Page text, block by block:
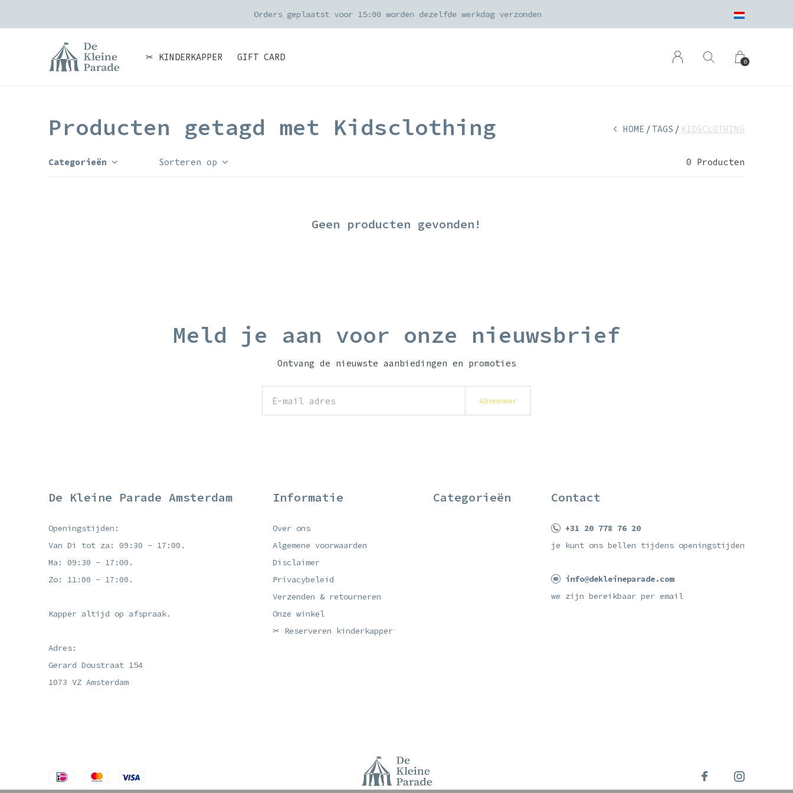
✂ KINDERKAPPER GIFT CARD 0
Orders geplaatst voor 15:00 worden dezelfde werkdag verzonden
Producten getagd met Kidsclothing HOME TAGS KIDSCLOTHING
Categorieën Sorteren op 0 Producten
Geen producten gevonden!
Meld je aan voor onze nieuwsbrief
Ontvang de nieuwste aanbiedingen en promoties
Abonneer
De Kleine Parade Amsterdam
Openingstijden:
Van Di tot za: 09:30 - 17:00.
Ma: 09:30 - 17:00.
Zo: 11:00 - 17:00.
Kapper altijd op afspraak.
Adres:
Gerard Doustraat 154
1073 VZ Amsterdam
Informatie
Over ons
Algemene voorwaarden
Disclaimer
Privacybeleid
Verzenden & retourneren
Onze winkel
✂ Reserveren kinderkapper
Categorieën Contact
+31 20 778 76 20
je kunt ons bellen tijdens openingstijden
info@dekleineparade.com
we zijn bereikbaar per email